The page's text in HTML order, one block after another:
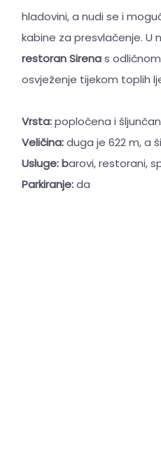
hladovini, a nudi se i
kabine za presvlačenje. U
restoran Sirenas
osvježenje tijekom toplih
Vrsta:popločena i
Veličina:duga je 622 m, a
Usluge: barovi, restorani,
Parkiranje:da